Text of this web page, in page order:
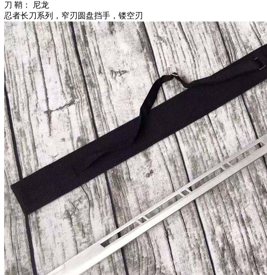
刀 鞘： 尼龙
忍者长刀系列，窄刃圆盘挡手，镂空刃